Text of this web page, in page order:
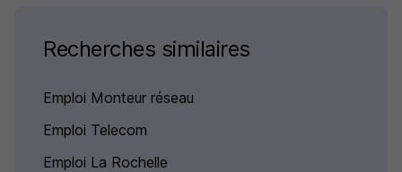
Recherches similaires
Emploi Monteur réseau
Emploi Telecom
Emploi La Rochelle